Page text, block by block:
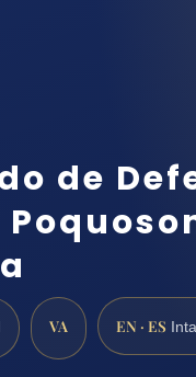
de
VA EN · ES